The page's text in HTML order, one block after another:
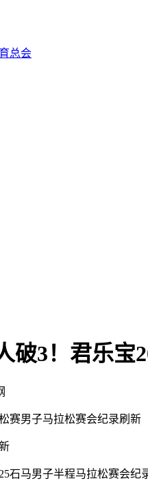
总会
破3！君乐宝
赛男子马拉松赛会纪录刷新
马男子半程马拉松赛会纪